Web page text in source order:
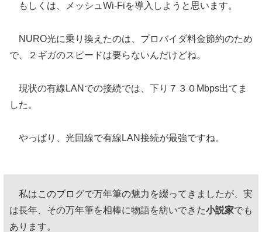
もしくは、メッシュWi-Fiを導入しようと思います。
NURO光に乗り換えたのは、プロバイダ料金節約のため
で、２ギガのスピードは要らないんだけどね。
現状の有線LANでの接続では、下り７３０Mbps出てま
した。
やっぱり、光回線で有線LAN接続が最強ですね。
私はこのブログで万年筆の魅力を綴ってきましたが、実
は長年、その万年筆を相棒に物語を紡いできた小説家でも
あります。